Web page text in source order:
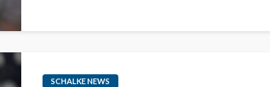
SCHALKE NEWS